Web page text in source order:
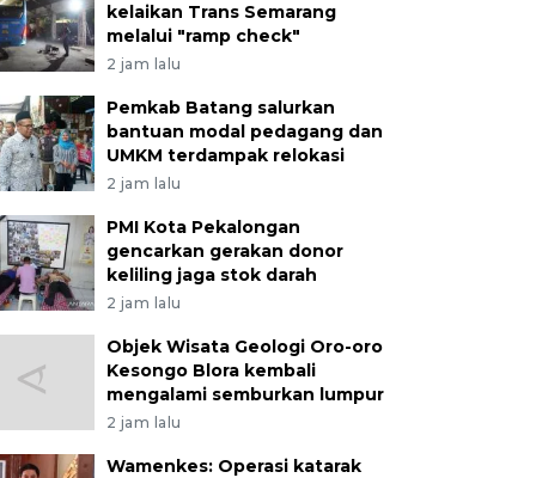
kelaikan Trans Semarang
melalui "ramp check"
2 jam lalu
Pemkab Batang salurkan
bantuan modal pedagang dan
UMKM terdampak relokasi
2 jam lalu
PMI Kota Pekalongan
gencarkan gerakan donor
keliling jaga stok darah
2 jam lalu
Objek Wisata Geologi Oro-oro
Kesongo Blora kembali
mengalami semburkan lumpur
2 jam lalu
Wamenkes: Operasi katarak